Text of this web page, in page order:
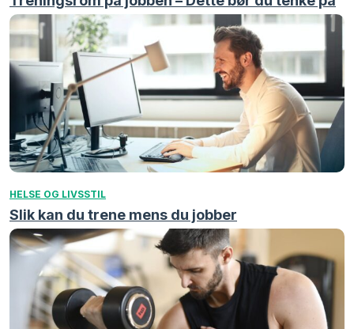
HELSE OG LIVSSTIL
Slik kan du trene mens du jobber